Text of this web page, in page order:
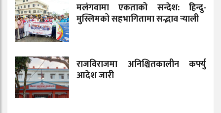
मलंगवामा एकताको सन्देश: हिन्दु-
मुस्लिमको सहभागितामा सद्भाव र्‍याली
राजविराजमा अनिश्चितकालीन कर्फ्यु
आदेश जारी